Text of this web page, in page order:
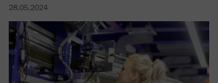
28.05.2024